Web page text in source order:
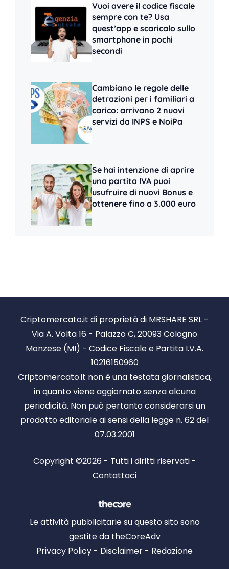
Vuoi avere il codice fiscale
sempre con te? Usa
quest’app e scaricalo sullo
smartphone in pochi
secondi
Cambiano le regole delle
detrazioni per i familiari a
carico: arrivano 2 nuovi
servizi da INPS e NoiPa
Se hai intenzione di aprire
una partita IVA puoi
usufruire di nuovi Bonus e
ottenere fino a 3.000 euro
Criptomercato.it di proprietà di MRSHARE SRL -
Via A. Volta 16 - Palazzo C, 20093 Cologno
Monzese (MI) - Codice Fiscale e Partita I.V.A.
10216150960
Criptomercato.it non è una testata giornalistica,
in quanto viene aggiornato senza alcuna
periodicità. Non può pertanto considerarsi un
prodotto editoriale ai sensi della legge n. 62 del
07.03.2001
Copyright ©2026 - Tutti i diritti riservati -
Contattaci
Le attività pubblicitarie su questo sito sono
gestite da theCoreAdv
Privacy Policy - Disclaimer - Redazione